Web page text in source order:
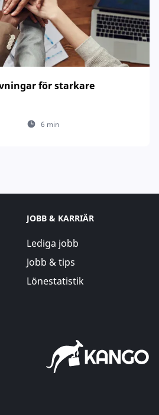
för starkare
6 min
JOBB & KARRIÄR
Lediga jobb
Jobb & tips
Lönestatistik